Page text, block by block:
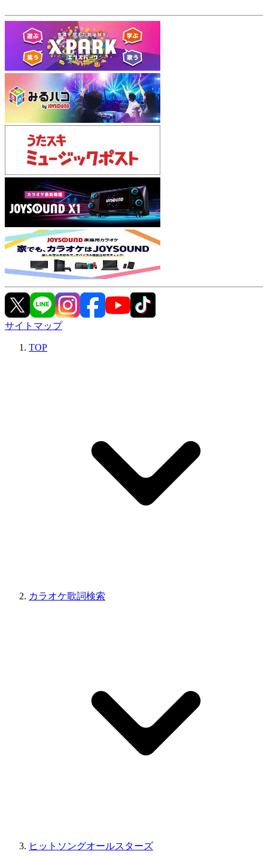
サイトマップ
TOP
カラオケ歌詞検索
ヒットソングオールスターズ